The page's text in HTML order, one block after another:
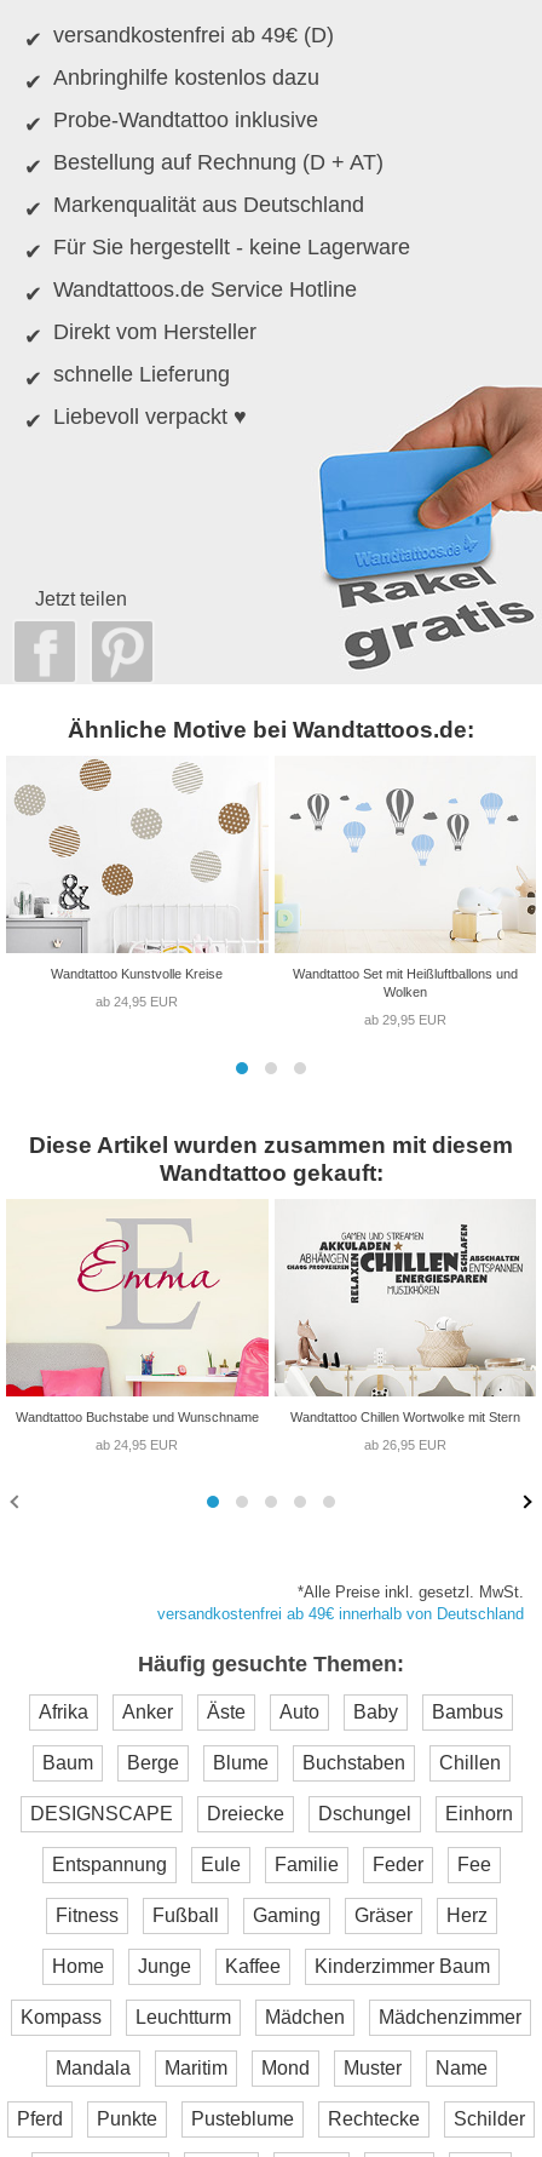
versandkostenfrei ab 49€ (D)
Anbringhilfe kostenlos dazu
Probe-Wandtattoo inklusive
Bestellung auf Rechnung (D + AT)
Markenqualität aus Deutschland
Für Sie hergestellt - keine Lagerware
Wandtattoos.de Service Hotline
Direkt vom Hersteller
schnelle Lieferung
Liebevoll verpackt ♥
Jetzt teilen
Ähnliche Motive bei Wandtattoos.de:
Wandtattoo Kunstvolle Kreise
ab 24,95 EUR
Wandtattoo Set mit Heißluftballons und
Wolken
ab 29,95 EUR
Diese Artikel wurden zusammen mit diesem
Wandtattoo gekauft:
Wandtattoo Buchstabe und Wunschname
ab 24,95 EUR
Wandtattoo Chillen Wortwolke mit Stern
ab 26,95 EUR
*Alle Preise inkl. gesetzl. MwSt.
versandkostenfrei ab 49€ innerhalb von Deutschland
Häufig gesuchte Themen:
Afrika Anker Äste Auto Baby Bambus
Baum Berge Blume Buchstaben Chillen
DESIGNSCAPE Dreiecke Dschungel Einhorn
Entspannung Eule Familie Feder Fee
Fitness Fußball Gaming Gräser Herz
Home Junge Kaffee Kinderzimmer Baum
Kompass Leuchtturm Mädchen Mädchenzimmer
Mandala Maritim Mond Muster Name
Pferd Punkte Pusteblume Rechtecke Schilder